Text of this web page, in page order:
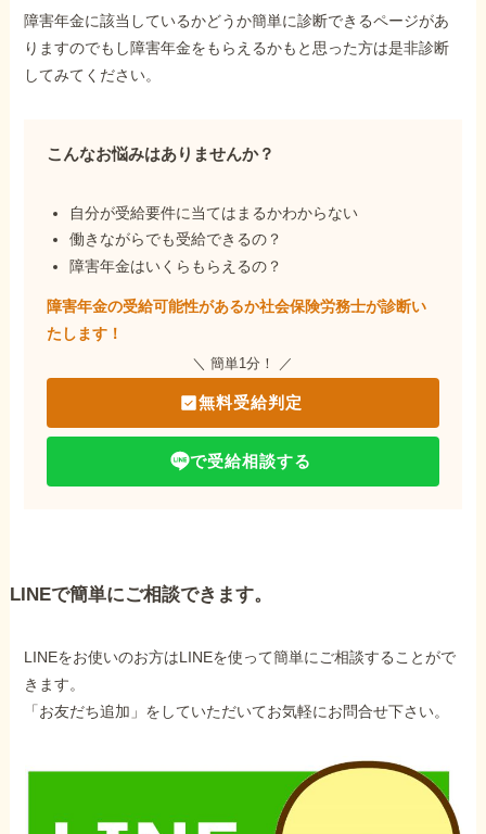
障害年金に該当しているかどうか簡単に診断できるページがあ
りますのでもし障害年金をもらえるかもと思った方は是非診断
してみてください。
こんなお悩みはありませんか？
自分が受給要件に当てはまるかわからない
働きながらでも受給できるの？
障害年金はいくらもらえるの？
障害年金の受給可能性があるか社会保険労務士が診断い
たします！
＼ 簡単1分！ ／
無料受給判定
で受給相談する
LINEで簡単にご相談できます。
LINEをお使いのお方はLINEを使って簡単にご相談することがで
きます。
「お友だち追加」をしていただいてお気軽にお問合せ下さい。